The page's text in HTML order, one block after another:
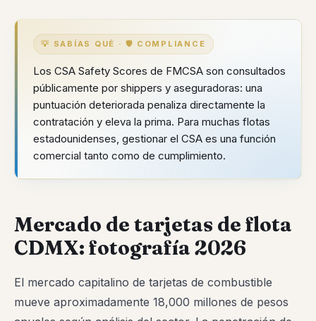
💡 SABÍAS QUÉ · 🛡️ COMPLIANCE
Los CSA Safety Scores de FMCSA son consultados
públicamente por shippers y aseguradoras: una
puntuación deteriorada penaliza directamente la
contratación y eleva la prima. Para muchas flotas
estadounidenses, gestionar el CSA es una función
comercial tanto como de cumplimiento.
Mercado de tarjetas de flota
CDMX: fotografía 2026
El mercado capitalino de tarjetas de combustible
mueve aproximadamente 18,000 millones de pesos